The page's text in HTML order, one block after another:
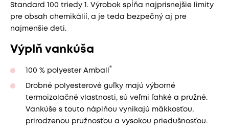
Standard 100 triedy 1. Výrobok spĺňa najprísnejšie limity
pre obsah chemikálií, a je teda bezpečný aj pre
najmenšie deti.
Výplň vankúša
100 % polyester Amball ®
Drobné polyesterové guľky majú výborné
termoizolačné vlastnosti, sú veľmi ľahké a pružné.
Vankúše s touto náplňou vynikajú mäkkosťou,
prirodzenou pružnosťou a vysokou priedušnosťou.